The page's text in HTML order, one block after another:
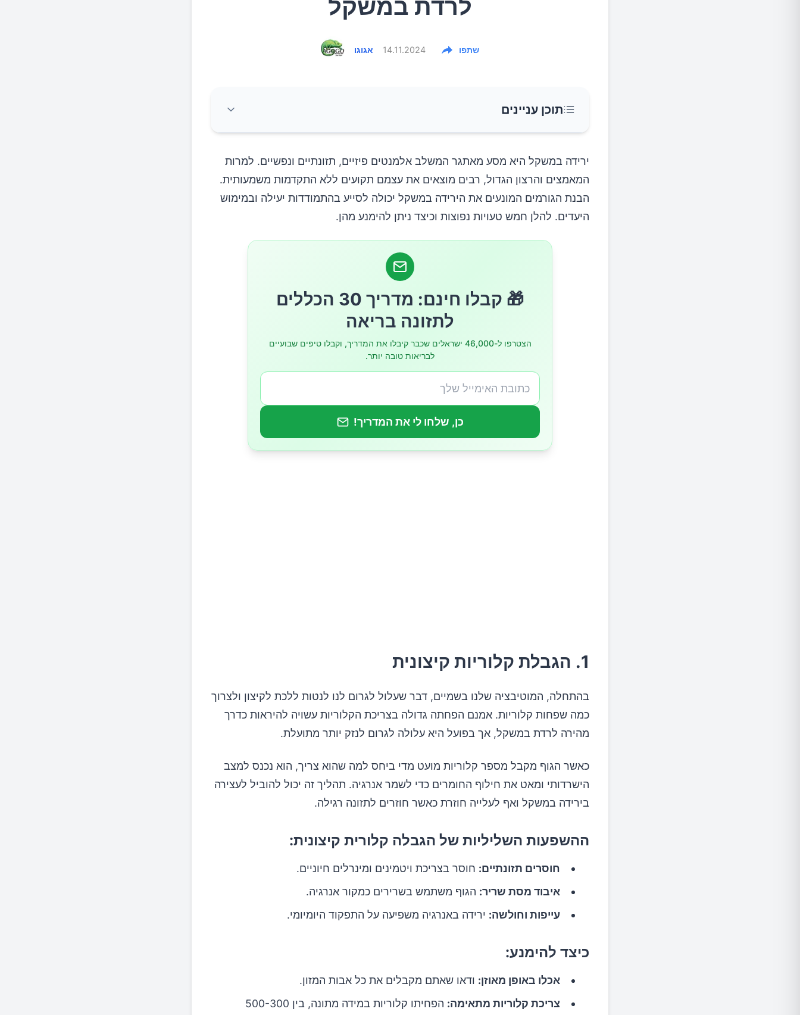
לרדת במשקל
אגוגו 14.11.2024 שתפו
תוכן עניינים
1. הגבלת קלוריות קיצונית
ההשפעות השליליות של הגבלה קלורית קיצונית:
כיצד להימנע:
כיצד להימנע מהתעלמות:
כיצד לשפר את השינה:
יתרונות אימוני הכוח:
ירידה במשקל היא מסע מאתגר המשלב אלמנטים פיזיים, תזונתיים ונפשיים. למרות
המאמצים והרצון הגדול, רבים מוצאים את עצמם תקועים ללא התקדמות משמעותית.
הבנת הגורמים המונעים את הירידה במשקל יכולה לסייע בהתמודדות יעילה ובמימוש
היעדים. להלן חמש טעויות נפוצות וכיצד ניתן להימנע מהן.
🎁 קבלו חינם: מדריך 30 הכללים
לתזונה בריאה
הצטרפו ל-46,000 ישראלים שכבר קיבלו את המדריך, וקבלו טיפים שבועיים
לבריאות טובה יותר.
כן, שלחו לי את המדריך!
1. הגבלת קלוריות קיצונית
בהתחלה, המוטיבציה שלנו בשמיים, דבר שעלול לגרום לנו לנטות ללכת לקיצון ולצרוך
כמה שפחות קלוריות. אמנם הפחתה גדולה בצריכת הקלוריות עשויה להיראות כדרך
מהירה לרדת במשקל, אך בפועל היא עלולה לגרום לנזק יותר מתועלת.
כאשר הגוף מקבל מספר קלוריות מועט מדי ביחס למה שהוא צריך, הוא נכנס למצב
הישרדותי ומאט את חילוף החומרים כדי לשמר אנרגיה. תהליך זה יכול להוביל לעצירה
בירידה במשקל ואף לעלייה חוזרת כאשר חוזרים לתזונה רגילה.
ההשפעות השליליות של הגבלה קלורית קיצונית:
חוסרים תזונתיים: חוסר בצריכת ויטמינים ומינרלים חיוניים.
איבוד מסת שריר: הגוף משתמש בשרירים כמקור אנרגיה.
עייפות וחולשה: ירידה באנרגיה משפיעה על התפקוד היומיומי.
כיצד להימנע:
אכלו באופן מאוזן: ודאו שאתם מקבלים את כל אבות המזון.
צריכת קלוריות מתאימה:
הפחיתו קלוריות במידה מתונה, בין 500-300